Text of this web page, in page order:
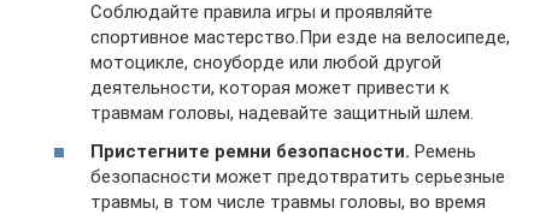
Соблюдайте правила игры и проявляйте
спортивное мастерство.При езде на велосипеде,
мотоцикле, сноуборде или любой другой
деятельности, которая может привести к
травмам головы, надевайте защитный шлем.
Пристегните ремни безопасности. Ремень
безопасности может предотвратить серьезные
травмы, в том числе травмы головы, во время